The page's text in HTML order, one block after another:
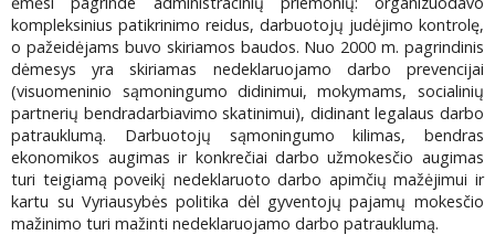
kompleksinius patikrinimo reidus, darbuotojų judėjimo kontrolę,
o pažeidėjams buvo skiriamos baudos. Nuo 2000 m. pagrindinis
dėmesys yra skiriamas nedeklaruojamo darbo prevencijai
(visuomeninio sąmoningumo didinimui, mokymams, socialinių
partnerių bendradarbiavimo skatinimui), didinant legalaus darbo
patrauklumą. Darbuotojų sąmoningumo kilimas, bendras
ekonomikos augimas ir konkrečiai darbo užmokesčio augimas
turi teigiamą poveikį nedeklaruoto darbo apimčių mažėjimui ir
kartu su Vyriausybės politika dėl gyventojų pajamų mokesčio
mažinimo turi mažinti nedeklaruojamo darbo patrauklumą.